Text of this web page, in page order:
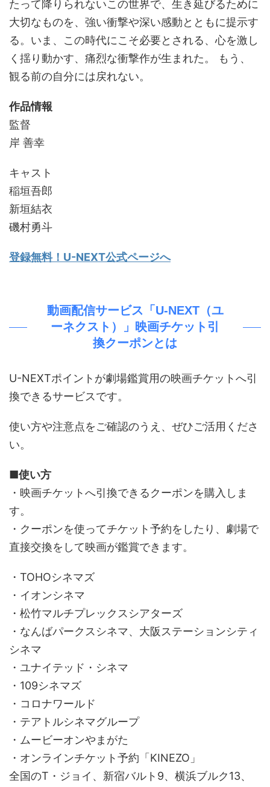
たって降りられないこの世界で、生き延びるために
大切なものを、強い衝撃や深い感動とともに提示す
る。いま、この時代にこそ必要とされる、心を激し
く揺り動かす、痛烈な衝撃作が生まれた。 もう、
観る前の自分には戻れない。
作品情報
監督
岸 善幸
キャスト
稲垣吾郎
新垣結衣
磯村勇斗
登録無料！U-NEXT公式ページへ
動画配信サービス「U-NEXT（ユ
ーネクスト）」映画チケット引
換クーポンとは
U-NEXTポイントが劇場鑑賞用の映画チケットへ引
換できるサービスです。
使い方や注意点をご確認のうえ、ぜひご活用くださ
い。
■使い方
・映画チケットへ引換できるクーポンを購入しま
す。
・クーポンを使ってチケット予約をしたり、劇場で
直接交換をして映画が鑑賞できます。
・TOHOシネマズ
・イオンシネマ
・松竹マルチプレックスシアターズ
・なんばパークスシネマ、大阪ステーションシティ
シネマ
・ユナイテッド・シネマ
・109シネマズ
・コロナワールド
・テアトルシネマグループ
・ムービーオンやまがた
・オンラインチケット予約「KINEZO」
全国のT・ジョイ、新宿バルト9、横浜ブルク13、